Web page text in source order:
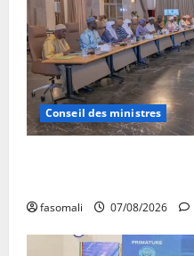
Conseil des ministres
fasomali 07/08/2026